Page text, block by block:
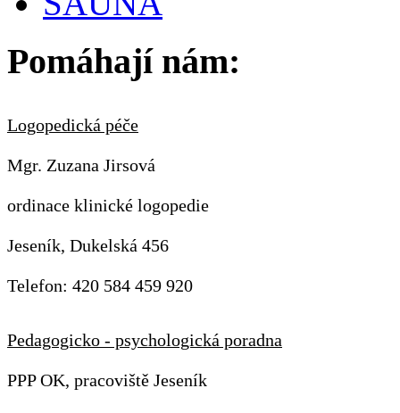
Pomáhají nám:
Logopedická péče
Mgr. Zuzana Jirsová
ordinace klinické logopedie
Jeseník, Dukelská 456
Telefon: 420 584 459 920
Pedagogicko - psychologická poradna
PPP OK, pracoviště Jeseník